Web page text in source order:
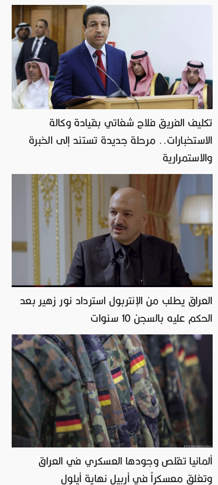
تكليف الفريق فلاح شغاتي بقيادة وكالة
الاستخبارات.. مرحلة جديدة تستند إلى الخبرة
والاستمرارية
العراق يطلب من الإنتربول استرداد نور زهير بعد
الحكم عليه بالسجن 10 سنوات
ألمانيا تقلص وجودها العسكري في العراق
وتغلق معسكراً في أربيل نهاية أيلول